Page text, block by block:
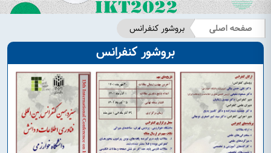
صفحه اصلی بروشور کنفرانس
بروشور کنفرانس